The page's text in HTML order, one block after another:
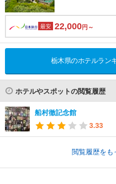
最安 22,000円～
栃木県のホテルラン
ホテルやスポットの閲覧履歴
船村徹記念館
3.33
閲覧履歴をも